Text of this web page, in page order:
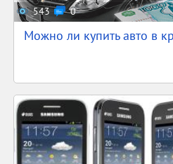
543 0
Можно ли купить авто в